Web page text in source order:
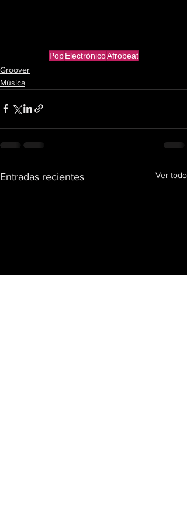
Pop ElectrónicoAfrobeat
Groover
Música
Entradas recientes Ver todo